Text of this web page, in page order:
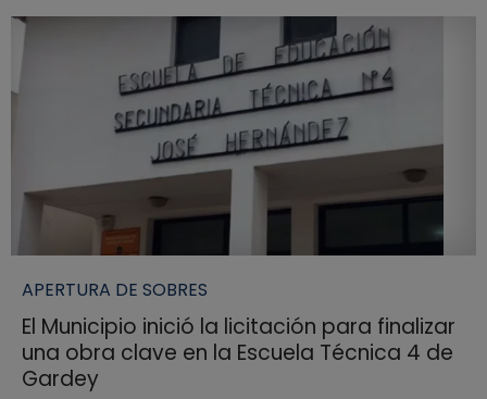
APERTURA DE SOBRES
El Municipio inició la licitación para finalizar
una obra clave en la Escuela Técnica 4 de
Gardey